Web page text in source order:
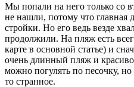
Мы попали на него только со
не нашли, потому что главная
стройки. Но его ведь везде
продолжили. На пляж есть
карте в основной статье) и
очень длинный пляж и
можно погулять по песочку,
то странное.